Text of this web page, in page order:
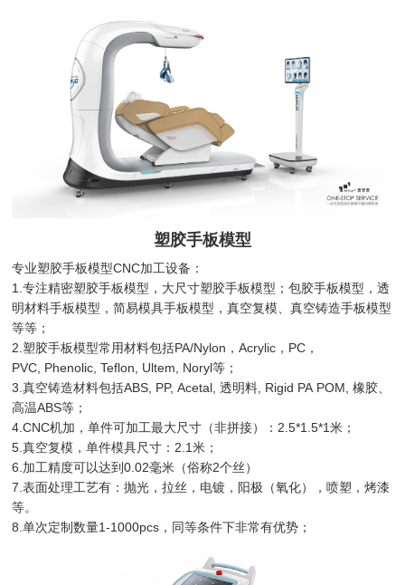
塑胶手板模型
专业塑胶手板模型CNC加工设备：
1.专注精密塑胶手板模型，大尺寸塑胶手板模型；包胶手板模型，透
明材料手板模型，简易模具手板模型，真空复模、真空铸造手板模型
等等；
2.塑胶手板模型常用材料包括PA/Nylon，Acrylic，PC，
PVC, Phenolic, Teflon, Ultem, Noryl等；
3.真空铸造材料包括ABS, PP, Acetal, 透明料, Rigid PA POM, 橡胶、
高温ABS等；
4.CNC机加，单件可加工最大尺寸（非拼接）：2.5*1.5*1米；
5.真空复模，单件模具尺寸：2.1米；
6.加工精度可以达到0.02毫米（俗称2个丝）
7.表面处理工艺有：抛光，拉丝，电镀，阳极（氧化），喷塑，烤漆
等。
8.单次定制数量1-1000pcs，同等条件下非常有优势；